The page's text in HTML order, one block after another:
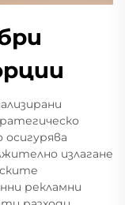
излагане
рекламни